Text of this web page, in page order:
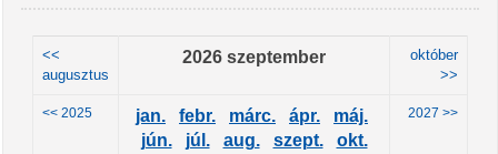
<<
augusztus
2026 szeptember
október
>>
<< 2025 jan. febr. márc. ápr.
máj.
jún.
júl. aug. szept.
okt.
2027 >>